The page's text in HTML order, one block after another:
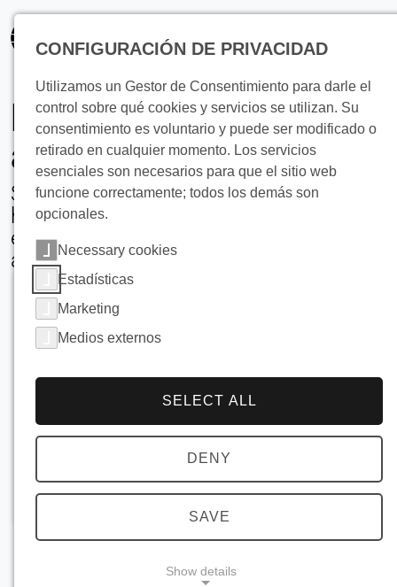
principal
Enfriamiento de
agua
Soluciones avanzadas de Almacén de
hielo para operaciones cerveceras
eficientes energéticamente y que
ahorran espacio
CONFIGURACIÓN DE PRIVACIDAD
Utilizamos un Gestor de Consentimiento para darle el
control sobre qué cookies y servicios se utilizan. Su
consentimiento es voluntario y puede ser modificado o
retirado en cualquier momento. Los servicios
esenciales son necesarios para que el sitio web
funcione correctamente; todos los demás son
opcionales.
Necessary cookies
Estadísticas
Marketing
Medios externos
SELECT ALL
DENY
SAVE
Show details